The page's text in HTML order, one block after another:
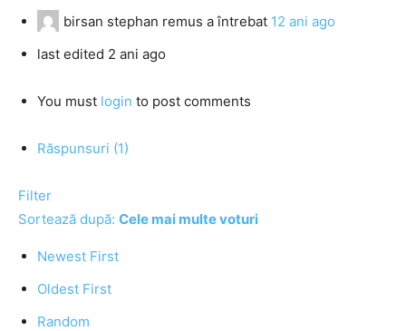
birsan stephan remus a întrebat 12 ani ago
last edited 2 ani ago
You must login to post comments
Răspunsuri (1)
Filter
Sortează după: Cele mai multe voturi
Newest First
Oldest First
Random